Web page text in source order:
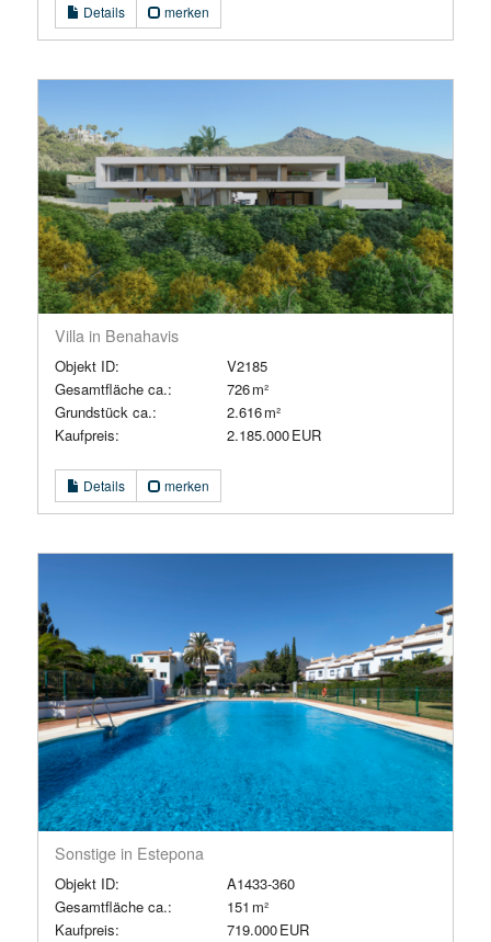
Details merken
Villa in Benahavis
Objekt ID:
V2185
Gesamtfläche ca.:
726 m²
Grund­stück ca.:
2.616 m²
Kaufpreis:
2.185.000 EUR
Details merken
Sonstige in Estepona
Objekt ID:
A1433-360
Gesamtfläche ca.:
151 m²
Kaufpreis:
719.000 EUR